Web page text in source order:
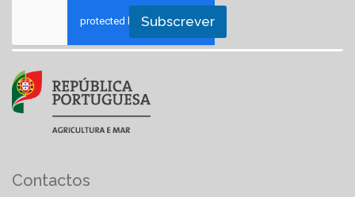
Subscrever
Contactos